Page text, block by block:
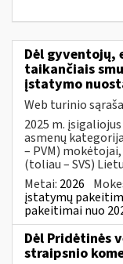
Dėl gyventojų,
taikančiais
įstatymo
Web turinio
2025 m.
asmenų
– PVM)
(toliau – SVS)
Metai: 2026
įstatymų
pakeitimai nuo
Dėl Pridėtinės
straipsnio